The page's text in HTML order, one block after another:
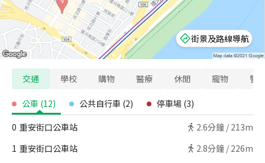
街景及路線導航
交通 學校 購物 醫療 休閒 寵物 警
公車 (12) 公共自行車 (2) 停車場 (3)
0 重安街口公車站 2.6分鐘 / 213m
1 重安街口公車站 2.8分鐘 / 226m